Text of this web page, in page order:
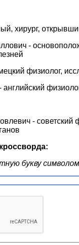
хирург, открывший
-
физиолог,
- советский
букву